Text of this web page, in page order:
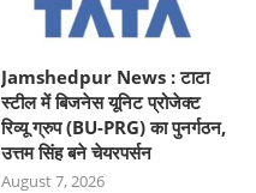
Jamshedpur News : टाटा
स्टील में बिजनेस यूनिट प्रोजेक्ट
रिव्यू ग्रुप (BU-PRG) का पुनर्गठन,
उत्तम सिंह बने चेयरपर्सन
August 7, 2026